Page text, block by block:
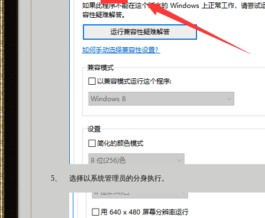
5、 选择以系统管理员的分身执行。